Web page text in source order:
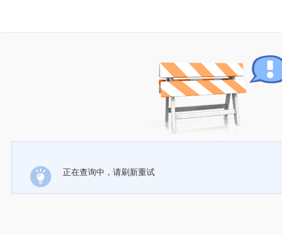
正在查询中，请刷新重试